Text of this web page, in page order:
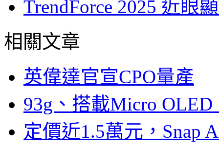
TrendForce 2025 近眼
相關文章
英偉達官宣CPO量產
93g、搭載Micro
定價近1.5萬元，Snap